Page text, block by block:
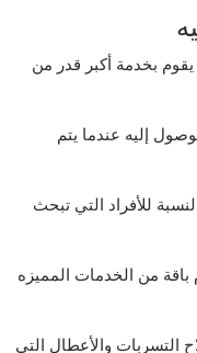
بخدمة أكبر قدر من
إليه عندما يتم
للأفراد التي تبحث
من الخدمات المميزه
التسربات والأعطال التي